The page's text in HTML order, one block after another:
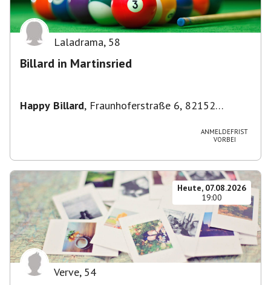
Laladrama, 58
Billard in Martinsried
Happy Billard, Fraunhoferstraße 6, 82152
ANMELDEFRIST
VORBEI
Heute, 07.08.2026
19:00
Verve, 54